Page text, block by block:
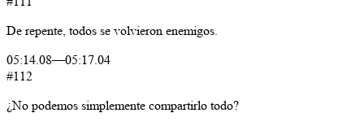
De repente, todos se volvieron enemigos.
05:14.08—05:17.04
#112
¿No podemos simplemente compartirlo todo?